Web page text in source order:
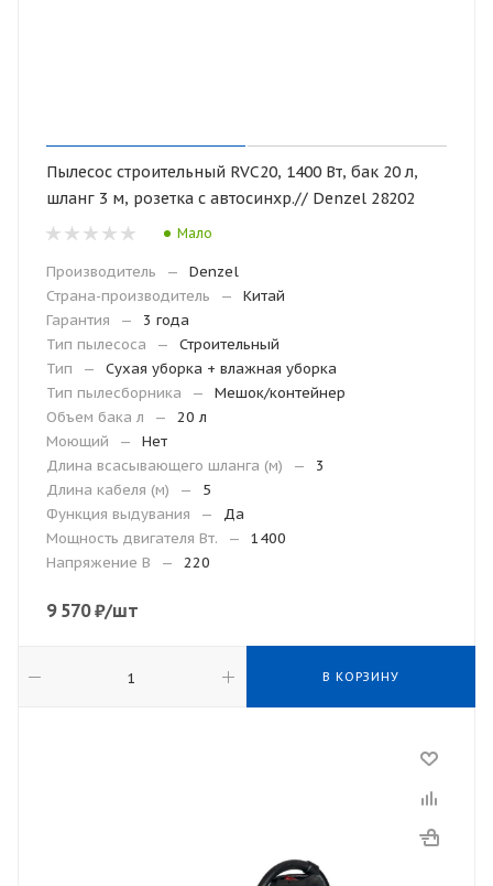
Пылесос строительный RVC20, 1400 Вт, бак 20 л,
шланг 3 м, розетка с автосинхр.// Denzel 28202
Мало
Производитель —
Denzel
Страна-производитель
—
Китай
Гарантия
—
3 года
Тип пылесоса
—
Строительный
Тип
—
Сухая уборка + влажная уборка
Тип пылесборника
—
Мешок/контейнер
Объем бака л
—
20 л
Моющий
—
Нет
Длина всасывающего шланга (м)
—
3
Длина кабеля (м)
—
5
Функция выдувания
—
Да
Мощность двигателя Вт.
—
1400
Напряжение В
— 220
9 570₽/шт
В КОРЗИНУ